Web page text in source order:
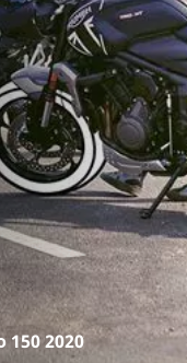
150 2020